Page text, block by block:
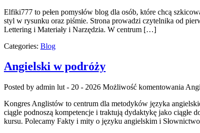
Elfiki777 to pełen pomysłów blog dla osób, które chcą
styl w rysunku oraz piśmie. Strona prowadzi czytelnika od
Lettering i Materiały i Narzędzia. W centrum […]
Categories: Blog
Angielski w podróży
Posted by admin lut - 20 - 2026 Możliwość komentowania
Kongres Anglistów to centrum dla metodyków języka
ciągle podnoszą kompetencje i traktują dydaktykę jako
kursu. Polecamy Fakty i mity o języku angielskim i